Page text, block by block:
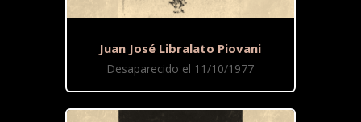
Juan José Libralato Piovani
Desaparecido el 11/10/1977